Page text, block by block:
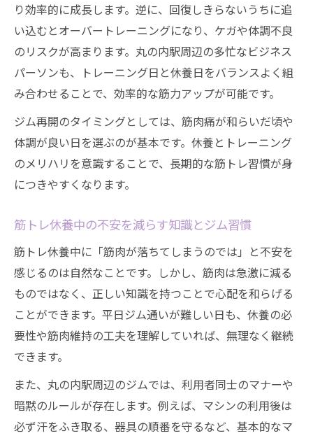
り効率的に成長します。逆に、回復しきらないうちに追
い込むとオーバートレーニングになり、ケガや体調不良
のリスクが高まります。丸の内駅周辺の多忙なビジネス
パーソンも、トレーニング日と休養日をバランスよく組
み合わせることで、効率的な筋力アップが可能です。
ジム再開のタイミングとしては、筋肉痛が和らいだ頃や
体調が良い日を選ぶのが基本です。休養とトレーニング
のメリハリを意識することで、長期的な筋トレ習慣が身
につきやすくなります。
筋トレ休養中の不安を減らす知識とジム習慣
筋トレ休養中に「筋肉が落ちてしまうのでは」と不安を
感じるのは自然なことです。しかし、筋肉は急激に減る
ものではなく、正しい知識を持つことで心配を和らげる
ことができます。平日ジム通いが難しい日も、休養の必
要性や筋肉維持の工夫を理解していれば、無理なく継続
できます。
また、丸の内駅周辺のジムでは、利用者同士のマナーや
暗黙のルールが存在します。例えば、マシンの利用後は
必ず汗をふき取る、器具の順番を守るなど、基本的なマ